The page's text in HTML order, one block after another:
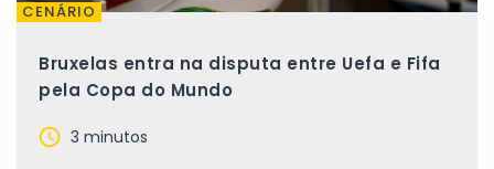
CENÁRIO
Bruxelas entra na disputa entre Uefa e Fifa
pela Copa do Mundo
3 minutos